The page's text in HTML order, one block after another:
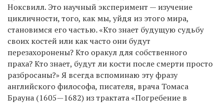
Ноксвилл. Это научный эксперимент — изучение
цикличности, того, как мы, уйдя из этого мира,
становимся его частью. «Кто знает будущую судьбу
своих костей или как часто они будут
перезахоронены? Кто оракул для собственного
праха? Кто знает, будут ли кости после смерти просто
разбросаны?» Я всегда вспоминаю эту фразу
английского философа, писателя, врача Томаса
Брауна (1605—1682) из трактата «Погребение в